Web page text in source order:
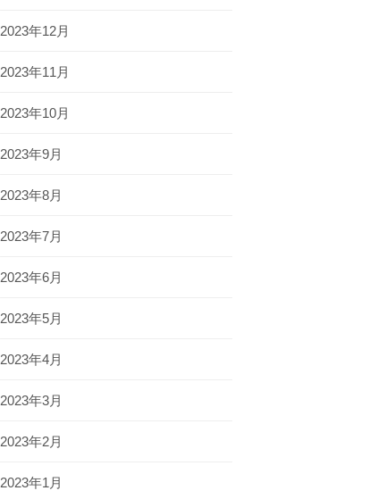
2023年12月
2023年11月
2023年10月
2023年9月
2023年8月
2023年7月
2023年6月
2023年5月
2023年4月
2023年3月
2023年2月
2023年1月